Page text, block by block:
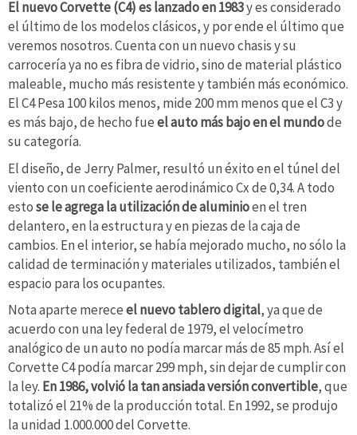
El nuevo Corvette (C4) es lanzado en 1983y es considerado
el último de los modelos clásicos, y por ende el último que
veremos nosotros. Cuenta con un nuevo chasis y su
carrocería ya no es fibra de vidrio, sino de material plástico
maleable, mucho más resistente y también más económico.
El C4 Pesa 100 kilos menos, mide 200 mm menos que el C3 y
es más bajo, de hecho fueel auto más bajo en el mundode
su categoría.
El diseño, de Jerry Palmer, resultó un éxito en el túnel del
viento con un coeficiente aerodinámico Cx de 0,34. A todo
estose le agrega la utilización de aluminioen el tren
delantero, en la estructura y en piezas de la caja de
cambios. En el interior, se había mejorado mucho, no sólo la
calidad de terminación y materiales utilizados, también el
espacio para los ocupantes.
Nota aparte mereceel nuevo tablero digital, ya que de
acuerdo con una ley federal de 1979, el velocímetro
analógico de un auto no podía marcar más de 85 mph. Así el
Corvette C4 podía marcar 299 mph, sin dejar de cumplir con
la ley. En 1986, volvió la tan ansiada versión convertible, que
totalizó el 21% de la producción total. En 1992, se produjo
la unidad 1.000.000 del Corvette.